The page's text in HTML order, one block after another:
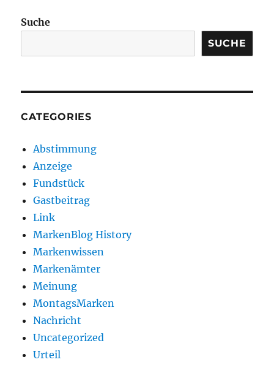
Suche
SUCHE
CATEGORIES
Abstimmung
Anzeige
Fundstück
Gastbeitrag
Link
MarkenBlog History
Markenwissen
Markenämter
Meinung
MontagsMarken
Nachricht
Uncategorized
Urteil